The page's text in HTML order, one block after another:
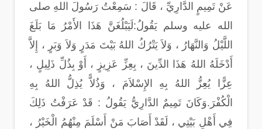
عَنْ تَمِيمٍ الدَّارِيِّ ، قَالَ : سَمِعْتُ رَسُولَ اللهِ صلى
الله عليه وسلم يَقُولُ:لَيَبْلُغَنَّ هَذَا الأَمْرُ مَا بَلَغَ
اللَّيْلُ وَالنَّهَارُ ، وَلاَ يَتْرُكُ اللهُ بَيْتَ مَدَرٍ وَلاَ وَبَرٍ ، إِلاَّ
أَدْخَلَهُ اللهُ هَذَا الدِّينَ ، بِعِزِّ عَزِيزٍ ، أَوْ بِذُلِّ ذَلِيلٍ ،
عِزًّا يُعِزُّ اللهُ بِهِ الإِسْلاَمَ ، وَذُلاًّ يُذِلُّ اللهُ بِهِ
الْكُفْرَ.وَكَانَ تَمِيمٌ الدَّارِيُّ يَقُولُ : قَدْ عَرَفْتُ ذَلِكَ
فِي أَهْلِ بَيْتِي ، لَقَدْ أَصَابَ مَنْ أَسْلَمَ مِنْهُمُ الْخَيْرُ ،